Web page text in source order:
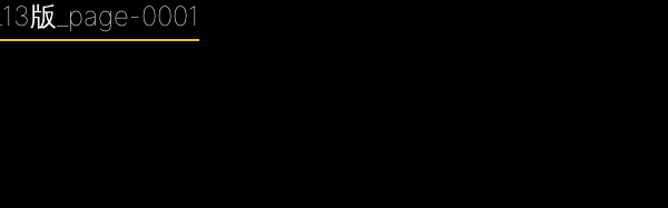
版_page-0001